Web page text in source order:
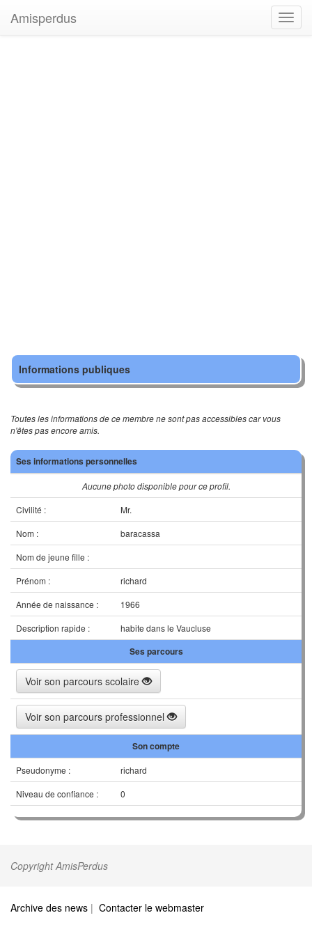
Amisperdus
Informations publiques
Toutes les informations de ce membre ne sont pas accessibles car vous
n'êtes pas encore amis.
Ses informations personnelles
Aucune photo disponible pour ce profil.
Civilité :
Mr.
Nom :
baracassa
Nom de jeune fille :
Prénom :
richard
Année de naissance :
1966
Description rapide :
habite dans le Vaucluse
Ses parcours
Voir son parcours scolaire
Voir son parcours professionnel
Son compte
Pseudonyme :
richard
Niveau de confiance :
0
Copyright AmisPerdus
Archive des news | Contacter le webmaster